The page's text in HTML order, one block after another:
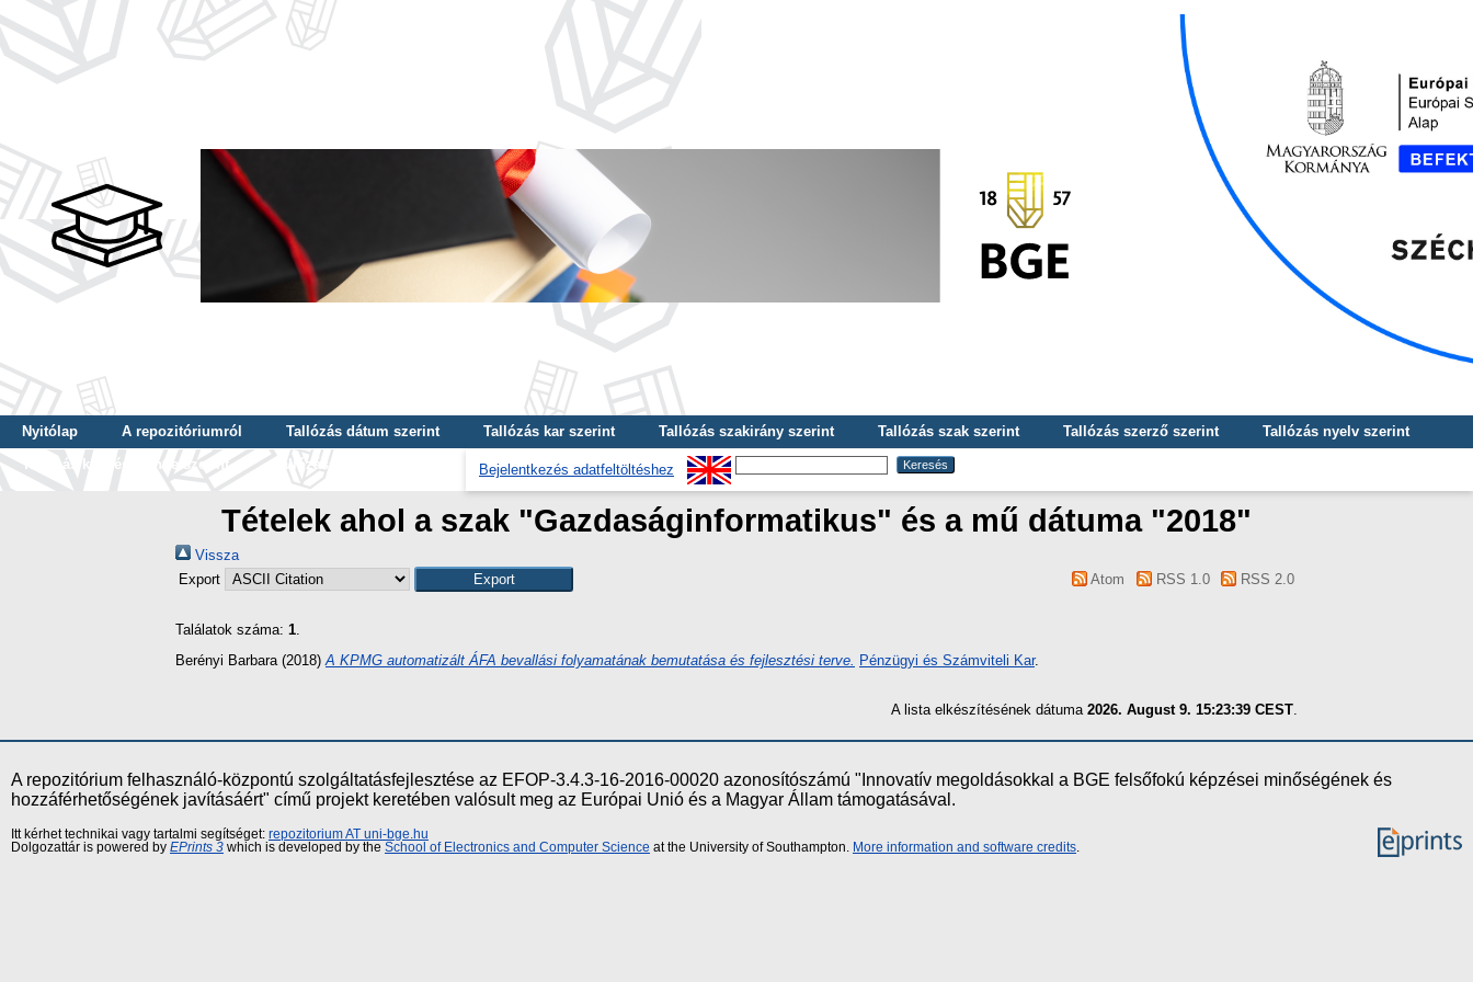
Nyitólap A repozitóriumról Tallózás dátum szerint Tallózás kar szerint Tallózás szakirány szerint Tallózás szak szerint Tallózás szerző szerint
Tallózás nyelv szerint
Tallózás képzés szintje szerint
Tallózás kulcsszó szerint Bejelentkezés adatfeltöltéshez
Tételek ahol a szak "Gazdaságinformatikus" és a mű dátuma "2018"
Vissza
Export
Atom RSS 1.0 RSS 2.0
Találatok száma: 1.
Berényi Barbara (2018) A KPMG automatizált ÁFA bevallási folyamatának bemutatása és fejlesztési terve. Pénzügyi és Számviteli Kar.
A lista elkészítésének dátuma 2026. August 9. 15:23:39 CEST
A repozitórium felhasználó-központú szolgáltatásfejlesztése az EFOP-3.4.3-16-2016-00020 azonosítószámú "Innovatív megoldásokkal a BGE felsőfokú képzései minőségének és
hozzáférhetőségének javításáért" című projekt keretében valósult meg az Európai Unió és a Magyar Állam támogatásával.
Itt kérhet technikai vagy tartalmi segítséget: repozitorium AT uni-bge.hu
Dolgozattár is powered by EPrints 3 which is developed by the School of Electronics and Computer Science at the University of Southampton. More information and software credits